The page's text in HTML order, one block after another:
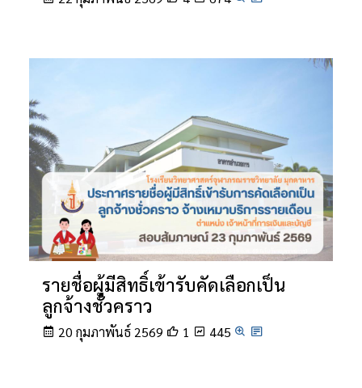
รายชื่อผู้มีสิทธิ์เข้ารับคัดเลือกเป็น
ลูกจ้างชั่วคราว
20 กุมภาพันธ์ 2569 1 445